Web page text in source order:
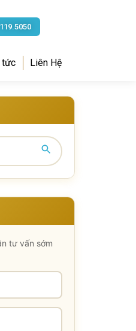
tức Liên Hệ
tư vấn sớm